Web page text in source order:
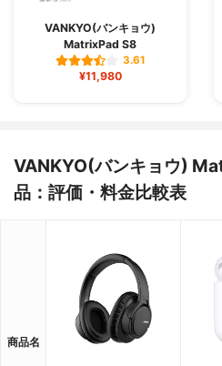
VANKYO(バンキョウ)
MatrixPad S8
3.61
¥11,980
VANKYO(バンキョウ)
品：評価・料金比較表
商品名